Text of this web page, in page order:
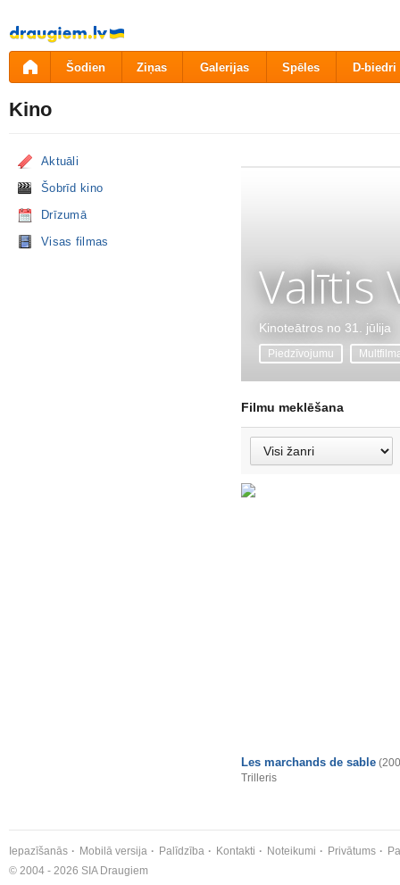
Pāriet
uz
saturu
Šodien Ziņas Galerijas Spēles D-biedri
Kino
Aktuāli
Šobrīd kino
Drīzumā
Visas filmas
Valītis
Kinoteātros no 31. jūlija
Piedzīvojumu
Filmu meklēšana
Les marchands de sable
Trilleris
Iepazīšanās Mobilā versija Palīdzība Kontakti Noteikumi Privātums
© 2004 - 2026 SIA Draugiem